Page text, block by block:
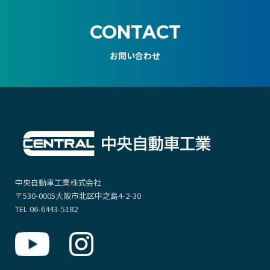
CONTACT
お問い合わせ
中央自動車工業株式会社
〒530-0005大阪市北区中之島4-2-30
TEL 06-6443-5182